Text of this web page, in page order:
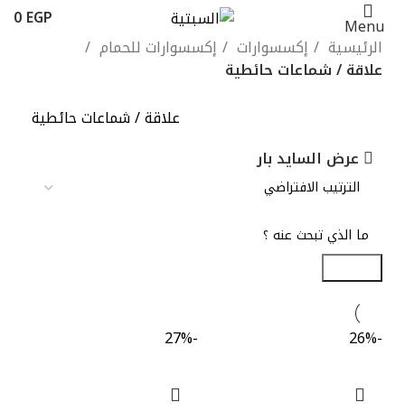
Menu
0EGP
الرئيسية
إكسسوارات
إكسسوارات للحمام
علاقة / شماعات حائطية
علاقة / شماعات حائطية
عرض السايد بار
-26%
-27%